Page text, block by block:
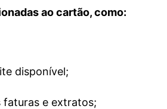
ao cartão, como:
disponível;
faturas e extratos;